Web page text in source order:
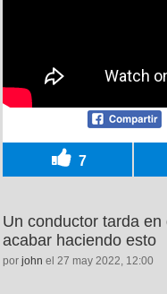
7
Un conductor tarda
acabar haciendo esto
por john el 27 may 2022, 12:00